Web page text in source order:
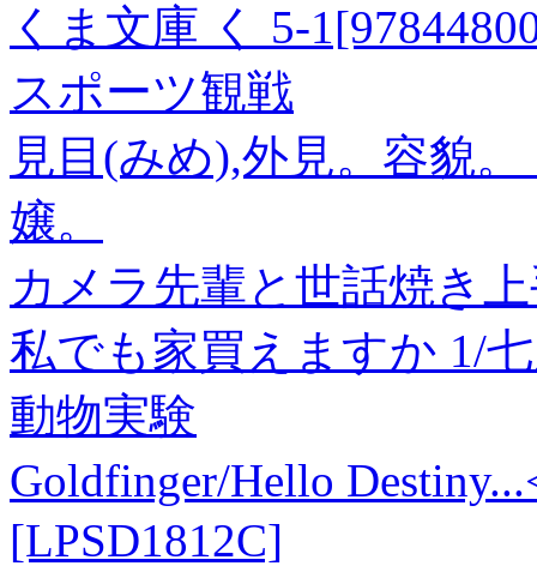
くま文庫 く 5-
スポーツ観戦
見目(みめ),外見。容貌
嬢。
カメラ先輩と世話焼き
私でも家買えますか 1/
動物実験
Goldfinger/Hello
[LPSD1812C]